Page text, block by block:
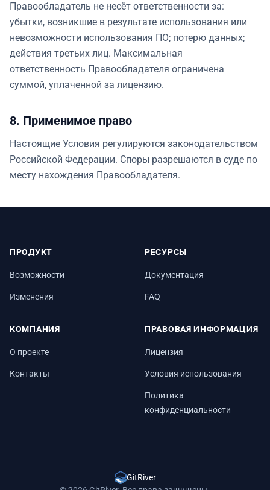
Правообладатель не несёт ответственности за:
убытки, возникшие в результате использования или
невозможности использования ПО; потерю данных;
действия третьих лиц. Максимальная
ответственность Правообладателя ограничена
суммой, уплаченной за лицензию.
8. Применимое право
Настоящие Условия регулируются законодательством
Российской Федерации. Споры разрешаются в суде по
месту нахождения Правообладателя.
ПРОДУКТ
Возможности
Изменения
РЕСУРСЫ
Документация
FAQ
КОМПАНИЯ
О проекте
Контакты
ПРАВОВАЯ ИНФОРМАЦИЯ
Лицензия
Условия использования
Политика
конфиденциальности
GitRiver